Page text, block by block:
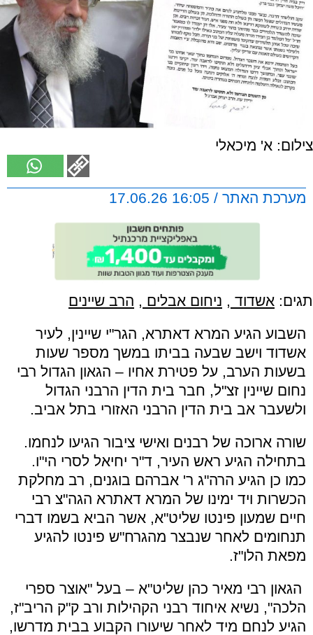
צילום: א' מיכאלי
מערכת האתר / 16:05 17.06.26
תגים: אשדוד , ניחום אבלים , הרב שיינים
השבוע הגיע המרא דאתרא, הגר"י שיינין, לעיר
אשדוד וישב שבעה בביתו במשך מספר שעות
בשעות הערב, על פטירת אחיו – הגאון הגדול רבי
נחום שיינין זצ"ל, חבר בית הדין הרבני הגדול
ולשעבר אב בית הדין הרבני האזורי בתל אביב.
שורה ארוכה של רבנים ואישי ציבור הגיעו לנחמו.
בתחילה הגיע ראש העיר, ד"ר יחיאל לסרי הי"ו.
כמו כן הגיע הרה"ג ר' אברהם בוגנים, רב מחלקת
הכשרות ויד ימינו של המרא דאתרא הגה"צ רבי
חיים שמעון פינטו שליט"א, אשר הביא בשמו דברי
תנחומים לאחר שנבצר מהגרח"ש פינטו להגיע
מפאת הלו"ז.
הגאון רבי מאיר כהן שליט"א – בעל "אוצר ספרי
הלכה", נשיא איחוד רבני הקהילות ורב ק"ק הריב"ז,
הגיע לנחם מיד לאחר שיעורו הקבוע בבית מדרשו,